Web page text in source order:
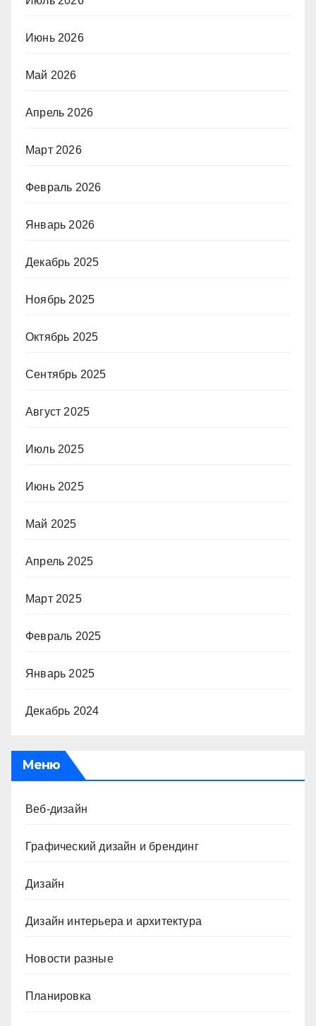
Июнь 2026
Май 2026
Апрель 2026
Март 2026
Февраль 2026
Январь 2026
Декабрь 2025
Ноябрь 2025
Октябрь 2025
Сентябрь 2025
Август 2025
Июль 2025
Июнь 2025
Май 2025
Апрель 2025
Март 2025
Февраль 2025
Январь 2025
Декабрь 2024
Меню
Веб-дизайн
Графический дизайн и брендинг
Дизайн
Дизайн интерьера и архитектура
Новости разные
Планировка